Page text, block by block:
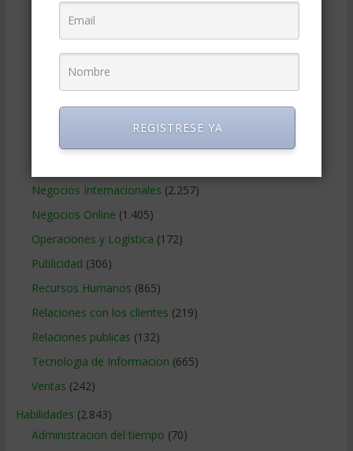
Finanzas Corporativas
Gerencia social y ambiental(223)
Gobierno Corporativo
(125)
Negocios Internacionales (2.257)
Negocios Online (1.405)
Operaciones y Logística (172)
Publicidad (306)
Recursos Humanos (865)
Relaciones con los clientes (219)
Relaciones publicas (132)
Tecnologia de Informacion (665)
Ventas (242)
Habilidades (2.843)
Administracion del tiempo (70)
REGISTRESE YA